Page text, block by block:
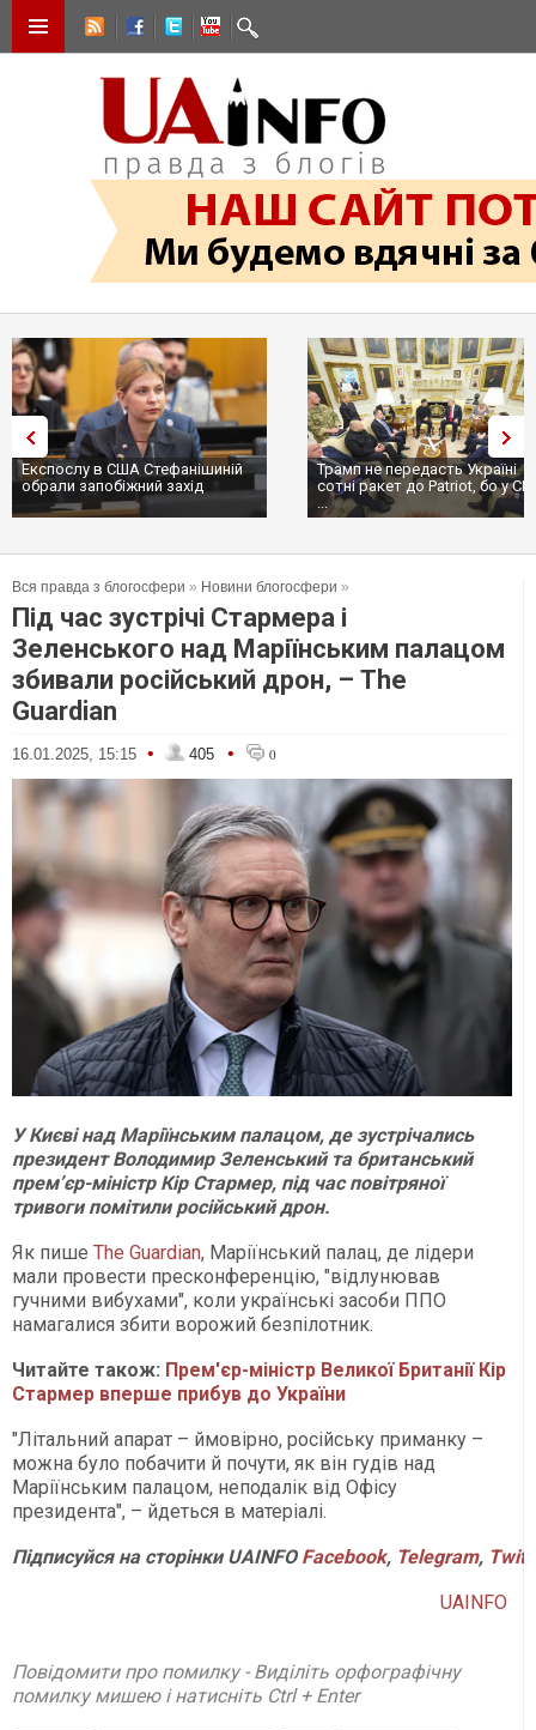
Експослу в США Стефанішиній
обрали запобіжний захід
Трамп не передасть Україні
сотні ракет до Patriot, бо у
...
Вся правда з блогосфери » Новини блогосфери »
Під час зустрічі Стармера і
Зеленського над Маріїнським палацом
збивали російський дрон, – The
Guardian
16.01.2025, 15:15 • 405 • 0
У Києві над Маріїнським палацом, де зустрічались
президент Володимир Зеленський та британський
прем’єр-міністр Кір Стармер, під час повітряної
тривоги помітили російський дрон.
Як пише The Guardian, Маріїнський палац, де лідери
мали провести пресконференцію, "відлунював
гучними вибухами", коли українські засоби ППО
намагалися збити ворожий безпілотник.
Читайте також: Прем'єр-міністр Великої Британії Кір
Стармер вперше прибув до України
"Літальний апарат – ймовірно, російську приманку –
можна було побачити й почути, як він гудів над
Маріїнським палацом, неподалік від Офісу
президента", – йдеться в матеріалі.
Підписуйся на сторінки UAINFO Facebook, Telegram,
UAINFO
Повідомити про помилку - Виділіть орфографічну
помилку мишею і натисніть Ctrl + Enter